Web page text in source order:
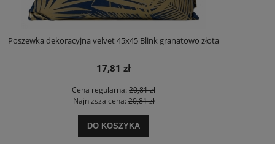
Poszewka dekoracyjna velvet 45x45 Blink granatowo złota
17,81 zł
Cena regularna: 20,81 zł
Najniższa cena:20,81 zł
DO KOSZYKA